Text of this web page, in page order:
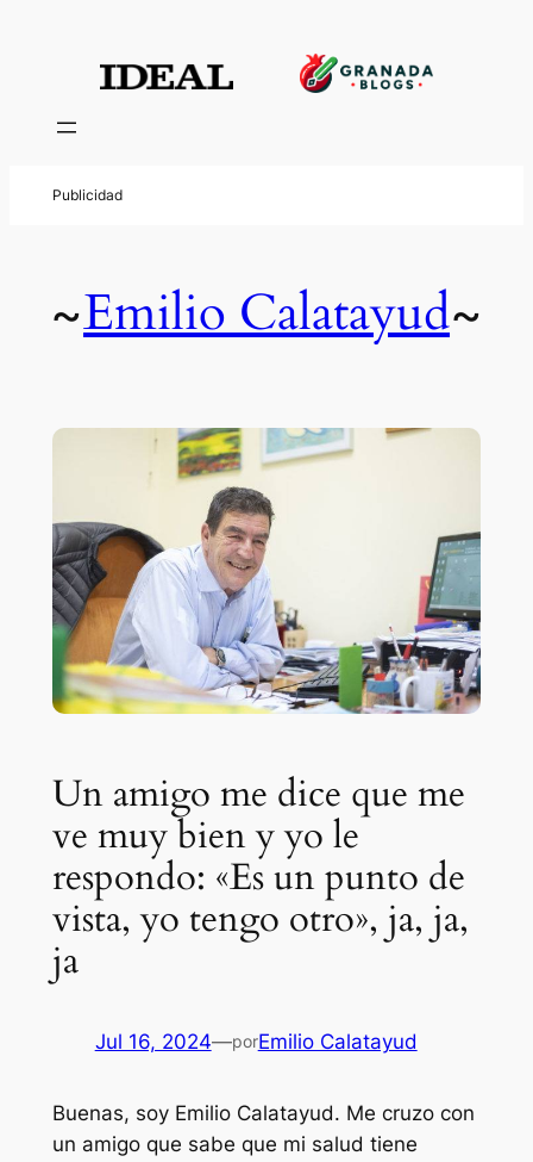
~Emilio Calatayud~
Un amigo me dice que me
ve muy bien y yo le
respondo: «Es un punto de
vista, yo tengo otro», ja, ja,
ja
Jul 16, 2024—porEmilio Calatayud
Buenas, soy Emilio Calatayud. Me cruzo con
un amigo que sabe que mi salud tiene